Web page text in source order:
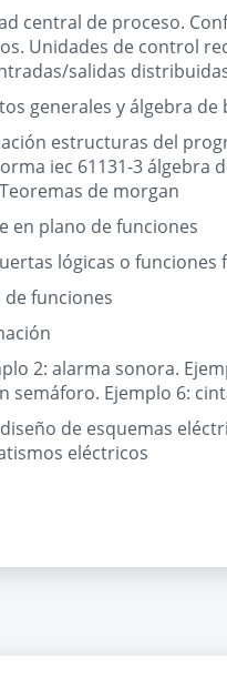
central de proceso.
Unidades de control
salidas
generales y álgebra de
estructuras del
iec 61131-3
de morgan
en plano de funciones
lógicas o
funciones
2: alarma sonora.
semáforo. Ejemplo 6:
de esquemas
eléctricos